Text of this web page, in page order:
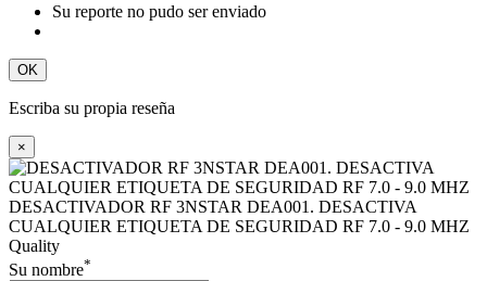
Su reporte no pudo ser enviado
OK
Escriba su propia reseña
×
DESACTIVADOR RF 3NSTAR DEA001. DESACTIVA
CUALQUIER ETIQUETA DE SEGURIDAD RF 7.0 - 9.0 MHZ
Quality
Su nombre*